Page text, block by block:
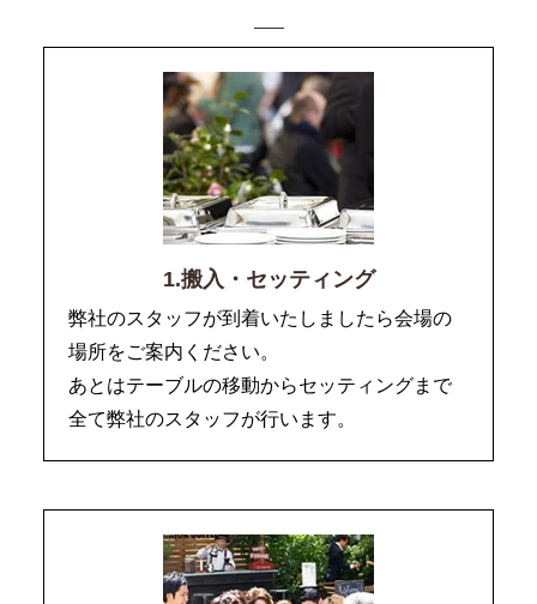
1.搬入・セッティング
弊社のスタッフが到着いたしましたら会場の
場所をご案内ください。
あとはテーブルの移動からセッティングまで
全て弊社のスタッフが行います。